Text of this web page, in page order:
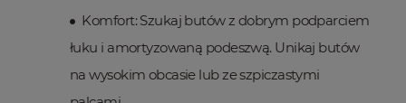
Komfort: Szukaj butów z dobrym podparciem
łuku i amortyzowaną podeszwą. Unikaj butów
na wysokim obcasie lub ze szpiczastymi